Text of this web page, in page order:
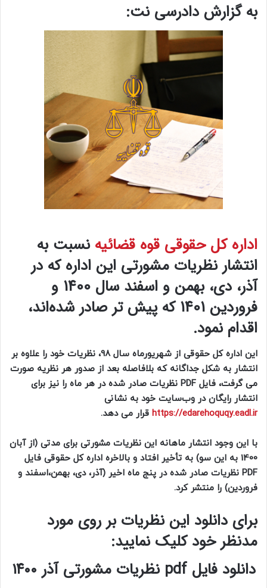
به گزارش دادرسی نت:
اداره کل حقوقی قوه قضائیه نسبت به
انتشار نظریات مشورتی این اداره که در
آذر، دی، بهمن و اسفند سال 1400 و
فروردین 1401 که پیش تر صادر شده‌اند،
اقدام نمود.
این اداره کل حقوقی از شهریورماه سال 98، نظریات خود را علاوه بر
انتشار به شکل جداگانه که بلافاصله بعد از صدور هر نظریه صورت
می گرفت، فایل PDF نظریات صادر شده در هر ماه را نیز برای
انتشار رایگان در وب‌سایت خود به نشانی
https://edarehoquqy.eadl.ir قرار می‌ دهد.
با این وجود انتشار ماهانه این نظریات مشورتی برای مدتی (از آبان
1400 به این سو) به تأخیر افتاد و بالاخره اداره کل حقوقی فایل
PDF نظریات صادر شده در پنج ماه اخیر (آذر، دی، بهمن،‌اسفند و
فروردین) را منتشر کرد.
برای دانلود این نظریات بر روی مورد
مدنظر خود کلیک نمایید:
دانلود فایل pdf نظریات مشورتی آذر ۱۴۰۰